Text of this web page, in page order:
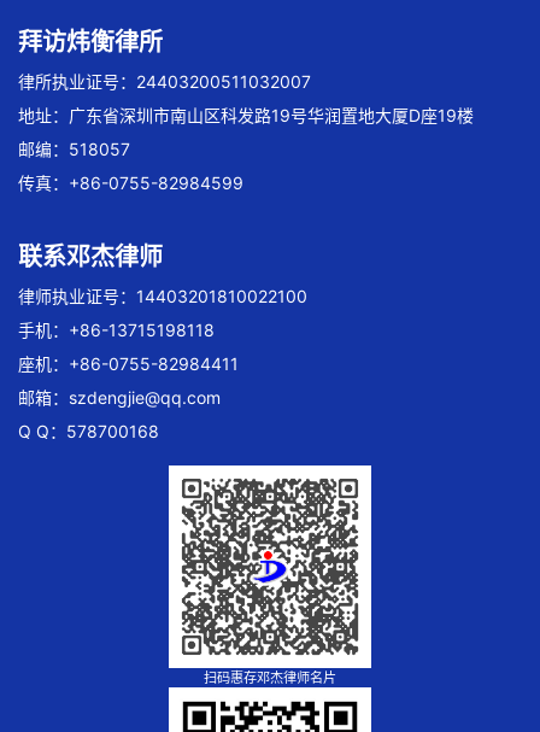
拜访炜衡律所
律所执业证号：24403200511032007
地址：广东省深圳市南山区科发路19号华润置地大厦D座19楼
邮编：518057
传真：+86-0755-82984599
联系邓杰律师
律师执业证号：14403201810022100
手机：+86-13715198118
座机：+86-0755-82984411
邮箱： szdengjie@qq.com
Q Q：578700168
扫码惠存邓杰律师名片